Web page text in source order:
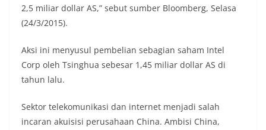
2,5 miliar dollar AS,” sebut sumber Bloomberg, Selasa
(24/3/2015).
Aksi ini menyusul pembelian sebagian saham Intel
Corp oleh Tsinghua sebesar 1,45 miliar dollar AS di
tahun lalu.
Sektor telekomunikasi dan internet menjadi salah
incaran akuisisi perusahaan China. Ambisi China,